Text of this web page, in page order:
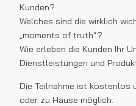
Kunden?
Welches sind die wirklich
„moments of truth“?
Wie erleben die Kunden Ihr
Dienstleistungen und
Die Teilnahme ist kostenlos
oder zu Hause möglich.